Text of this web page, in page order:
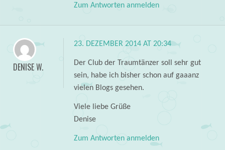
Zum Antworten anmelden
DENISE W.
23. DEZEMBER 2014 AT 20:34
Der Club der Traumtänzer soll sehr gut
sein, habe ich bisher schon auf gaaanz
vielen Blogs gesehen.
Viele liebe Grüße
Denise
Zum Antworten anmelden